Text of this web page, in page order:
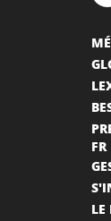
FR
LE